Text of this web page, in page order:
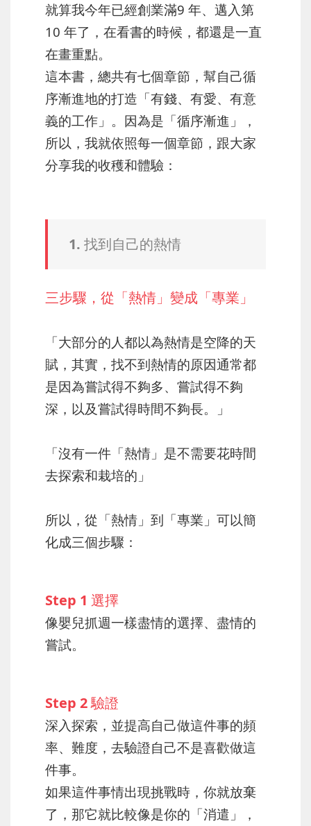
就算我今年已經創業滿9 年、邁入第
10 年了，在看書的時候，都還是一直
在畫重點。
這本書，總共有七個章節，幫自己循
序漸進地的打造「有錢、有愛、有意
義的工作」。因為是「循序漸進」，
所以，我就依照每一個章節，跟大家
分享我的收穫和體驗：
1. 找到自己的熱情
三步驟，從「熱情」變成「專業」
「大部分的人都以為熱情是空降的天
賦，其實，找不到熱情的原因通常都
是因為嘗試得不夠多、嘗試得不夠
深，以及嘗試得時間不夠長。」
「沒有一件「熱情」是不需要花時間
去探索和栽培的」
所以，從「熱情」到「專業」可以簡
化成三個步驟：
Step 1 選擇
像嬰兒抓週一樣盡情的選擇、盡情的
嘗試。
Step 2 驗證
深入探索，並提高自己做這件事的頻
率、難度，去驗證自己不是喜歡做這
件事。
如果這件事情出現挑戰時，你就放棄
了，那它就比較像是你的「消遣」，